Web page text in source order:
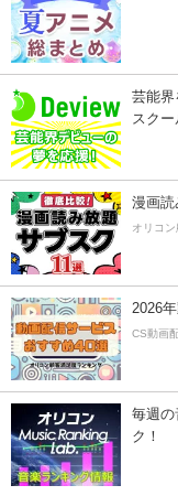
芸能界
スク
漫画読
オリコ
2026
CS動画
毎週の
ク！